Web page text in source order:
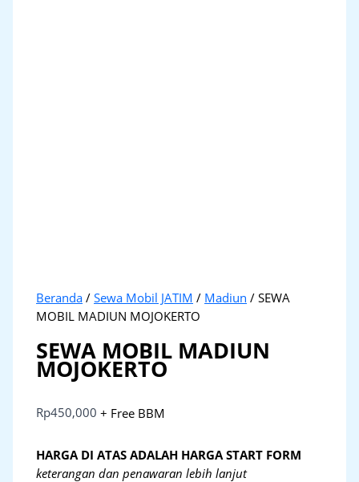
Beranda /Sewa Mobil JATIM / Madiun / SEWA
MOBIL MADIUN MOJOKERTO
SEWA MOBIL MADIUN
MOJOKERTO
Rp450,000 + Free BBM
HARGA DI ATAS ADALAH HARGA START FORM
keterangan dan penawaran lebih lanjut